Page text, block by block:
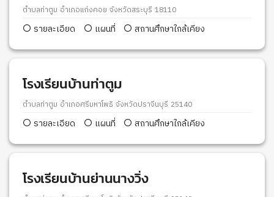
ตำบลท่าตูม อำเภอแก่งคอย จังหวัดสระบุรี 18110
รายละเอียด แผนที่ สถานศึกษาใกล้เคียง
โรงเรียนบ้านท่าตูม
ตำบลท่าตูม อำเภอศรีมหาโพธิ จังหวัดปราจีนบุรี 25140
รายละเอียด แผนที่ สถานศึกษาใกล้เคียง
โรงเรียนบ้านย่านนางวิ่ง